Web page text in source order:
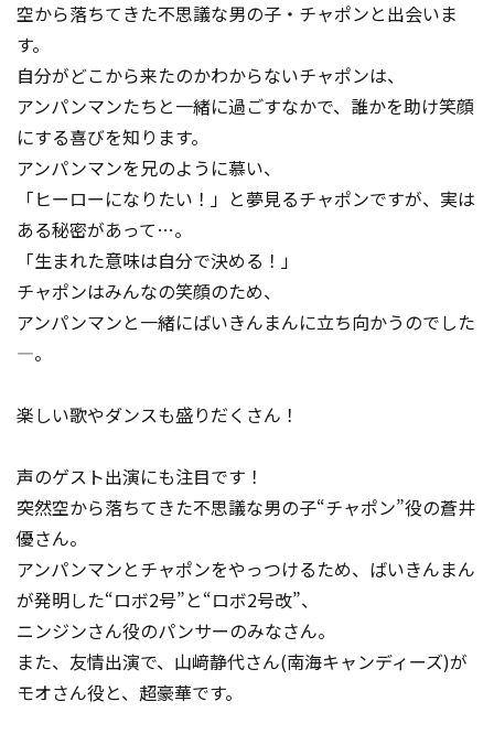
空から落ちてきた不思議な男の子・チャポンと出会いま
す。
自分がどこから来たのかわからないチャポンは、
アンパンマンたちと一緒に過ごすなかで、誰かを助け笑顔
にする喜びを知ります。
アンパンマンを兄のように慕い、
「ヒーローになりたい！」と夢見るチャポンですが、実は
ある秘密があって…。
「生まれた意味は自分で決める！」
チャポンはみんなの笑顔のため、
アンパンマンと一緒にばいきんまんに立ち向かうのでした
―。
楽しい歌やダンスも盛りだくさん！
声のゲスト出演にも注目です！
突然空から落ちてきた不思議な男の子“チャポン”役の蒼井
優さん。
アンパンマンとチャポンをやっつけるため、ばいきんまん
が発明した“ロボ2号”と“ロボ2号改”、
ニンジンさん役のパンサーのみなさん。
また、友情出演で、山﨑静代さん(南海キャンディーズ)が
モオさん役と、超豪華です。